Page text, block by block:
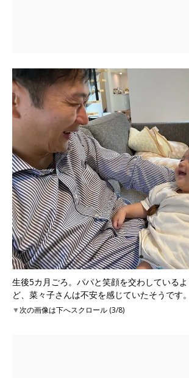
生後5カ月ごろ。パパと笑顔を交わしている
ど、菜々子さんは不安を感じていたそうです。
▼次の画像は下へスクロール (3/8)